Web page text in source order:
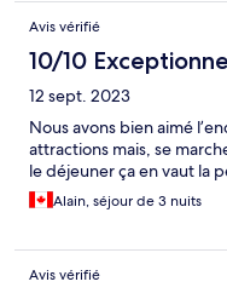
Avis vérifié
10/10
12 sept. 2023
Nous avons bien aimé
attractions mais, se
le déjeuner ça en vaut la
Alain, séjour de 3 nuits
Avis vérifié